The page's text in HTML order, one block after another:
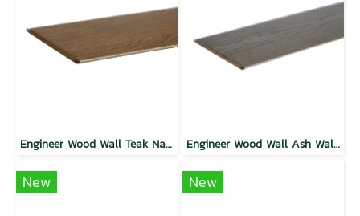
Engineer Wood Wall Teak Natural Engineer Wood Wall Ash Walnut
New New